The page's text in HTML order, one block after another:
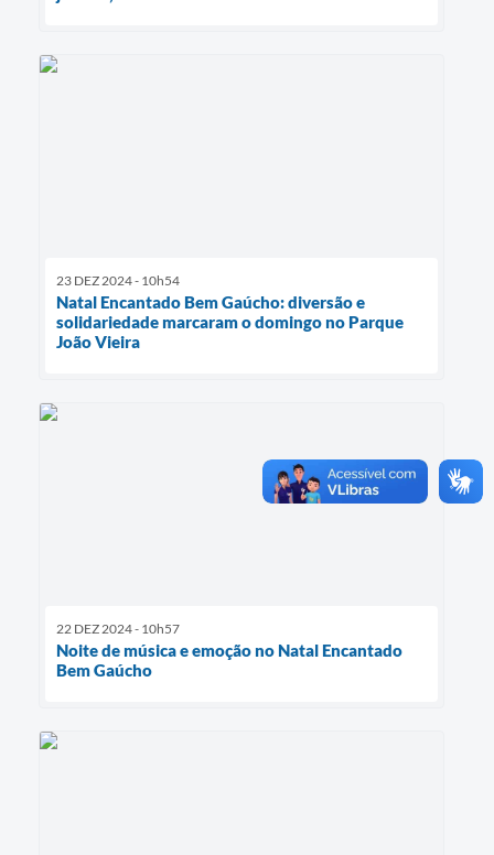
23 DEZ 2024 - 10h54
Natal Encantado Bem Gaúcho: diversão e
solidariedade marcaram o domingo no Parque
João Vieira
22 DEZ 2024 - 10h57
Noite de música e emoção no Natal Encantado
Bem Gaúcho